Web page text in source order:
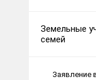
Земельные
семей
Заявление